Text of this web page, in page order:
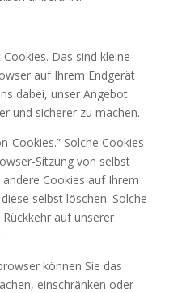
Das sind kleine
auf Ihrem Endgerät
dabei, unser Angebot
und sicherer zu machen.
Cookies.” Solche Cookies
Sitzung von selbst
Cookies auf Ihrem
selbst löschen. Solche
auf unserer
können Sie das
einschränken oder